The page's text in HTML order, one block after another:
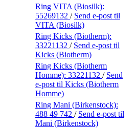
Ring VITA (Biosilk):
55269132 / Send e-post til
VITA (Biosilk)
Ring Kicks (Biotherm):
33221132 / Send e-post til
Kicks (Biotherm)
Ring Kicks (Biotherm
Homme): 33221132 / Send
e-post til Kicks (Biotherm
Homme)
Ring Mani (Birkenstock):
488 49 742 / Send e-post til
Mani (Birkenstock)